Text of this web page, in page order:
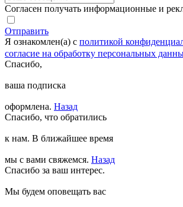
Согласен получать информационные и
Отправить
Я ознакомлен(а) с политикой
согласие на обработку персональных
Спасибо,
ваша подписка
оформлена. Назад
Спасибо, что обратились
к нам. В ближайшее время
мы с вами свяжемся. Назад
Спасибо за ваш интерес.
Мы будем оповещать вас